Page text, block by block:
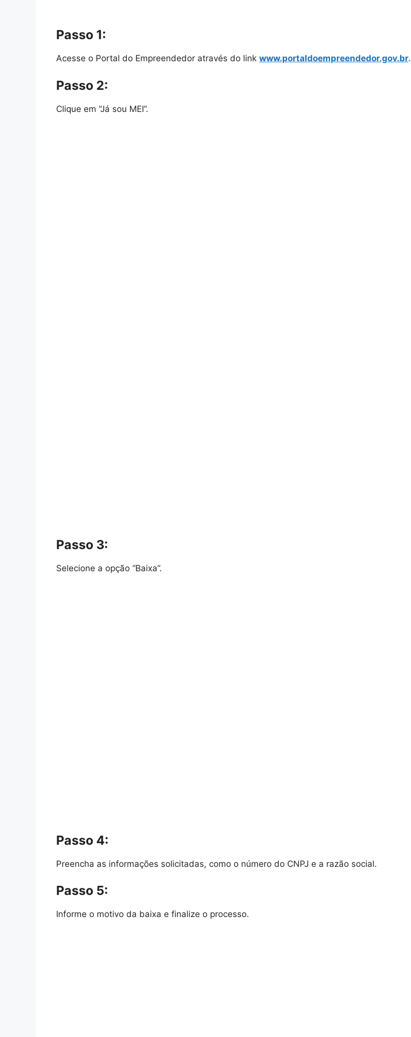
Passo 1:
Acesse o Portal do Empreendedor através do link www.portaldoempreendedor.gov.br.
Passo 2:
Clique em “Já sou MEI”.
Passo 3:
Selecione a opção “Baixa”.
Passo 4:
Preencha as informações solicitadas, como o número do CNPJ e a razão social.
Passo 5:
Informe o motivo da baixa e finalize o processo.